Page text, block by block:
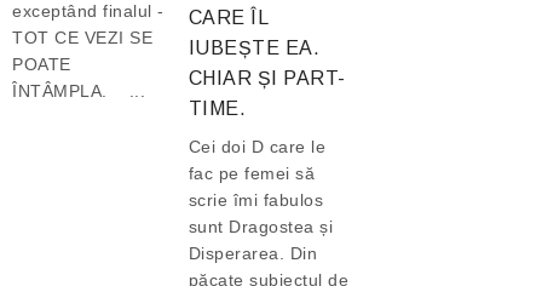
exceptând finalul -
TOT CE VEZI SE
POATE
ÎNTÂMPLA. ...
CARE ÎL
IUBEȘTE EA.
CHIAR ȘI PART-
TIME.
Cei doi D care le
fac pe femei să
scrie îmi fabulos
sunt Dragostea și
Disperarea. Din
păcate subiectul de